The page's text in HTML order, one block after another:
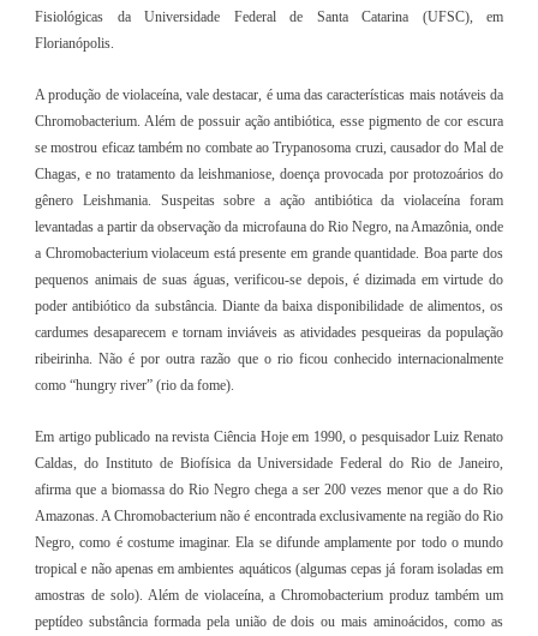
Fisiológicas da Universidade Federal de Santa Catarina (UFSC), em
Florianópolis.
A produção de violaceína, vale destacar, é uma das características mais notáveis da
Chromobacterium. Além de possuir ação antibiótica, esse pigmento de cor escura
se mostrou eficaz também no combate ao Trypanosoma cruzi, causador do Mal de
Chagas, e no tratamento da leishmaniose, doença provocada por protozoários do
gênero Leishmania. Suspeitas sobre a ação antibiótica da violaceína foram
levantadas a partir da observação da microfauna do Rio Negro, na Amazônia, onde
a Chromobacterium violaceum está presente em grande quantidade. Boa parte dos
pequenos animais de suas águas, verificou-se depois, é dizimada em virtude do
poder antibiótico da substância. Diante da baixa disponibilidade de alimentos, os
cardumes desaparecem e tornam inviáveis as atividades pesqueiras da população
ribeirinha. Não é por outra razão que o rio ficou conhecido internacionalmente
como “hungry river” (rio da fome).
Em artigo publicado na revista Ciência Hoje em 1990, o pesquisador Luiz Renato
Caldas, do Instituto de Biofísica da Universidade Federal do Rio de Janeiro,
afirma que a biomassa do Rio Negro chega a ser 200 vezes menor que a do Rio
Amazonas. A Chromobacterium não é encontrada exclusivamente na região do Rio
Negro, como é costume imaginar. Ela se difunde amplamente por todo o mundo
tropical e não apenas em ambientes aquáticos (algumas cepas já foram isoladas em
amostras de solo). Além de violaceína, a Chromobacterium produz também um
peptídeo substância formada pela união de dois ou mais aminoácidos, como as